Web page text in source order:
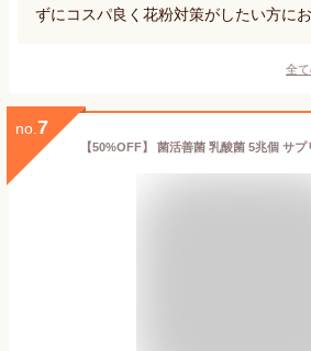
ずにコスパ良く花粉対策がしたい方にお
全
no. 7